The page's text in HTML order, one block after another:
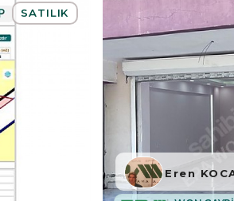
SATILIK
Eren